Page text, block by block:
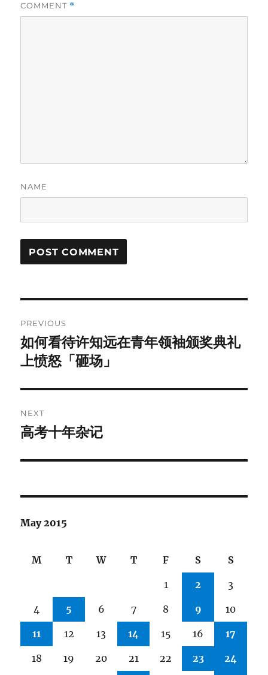
COMMENT *
NAME
navigation
PREVIOUS
Previous
post:
如何看待许知远在青年领袖颁奖典礼
上愤怒「砸场」
NEXT
Next
高考十年杂记
May 2015
M T W T F S S
1 2 3
4 5 6 7 8 9 10
11 12 13 14 15 16 17
18 19 20 21 22 23 24